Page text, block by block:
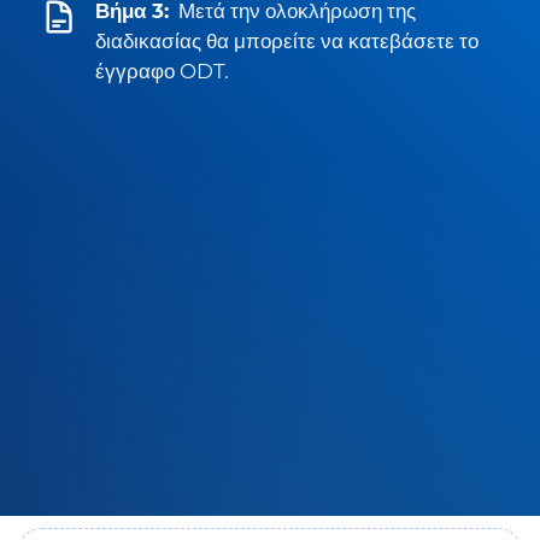
Βήμα 3: Μετά την ολοκλήρωση της
διαδικασίας θα μπορείτε να κατεβάσετε το
έγγραφο ODT.